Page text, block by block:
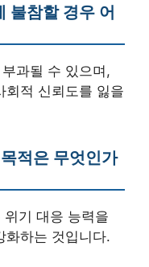
불참할 경우 어
과될 수 있으며,
회적 신뢰도를 잃을
적은 무엇인가
기 대응 능력을
화하는 것입니다.